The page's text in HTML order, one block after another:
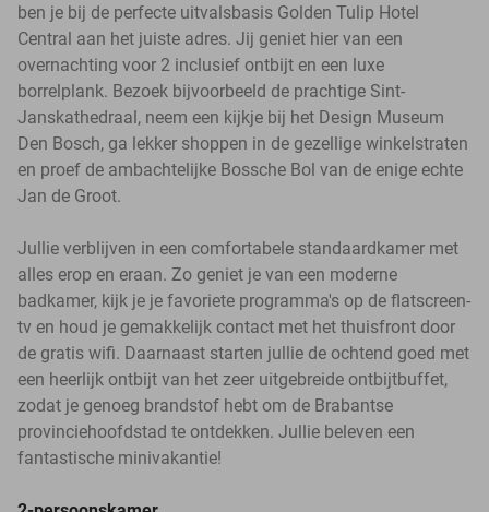
ben je bij de perfecte uitvalsbasis Golden Tulip Hotel
Central aan het juiste adres. Jij geniet hier van een
overnachting voor 2 inclusief ontbijt en een luxe
borrelplank. Bezoek bijvoorbeeld de prachtige Sint-
Janskathedraal, neem een kijkje bij het Design Museum
Den Bosch, ga lekker shoppen in de gezellige winkelstraten
en proef de ambachtelijke Bossche Bol van de enige echte
Jan de Groot.
Jullie verblijven in een comfortabele standaardkamer met
alles erop en eraan. Zo geniet je van een moderne
badkamer, kijk je je favoriete programma's op de flatscreen-
tv en houd je gemakkelijk contact met het thuisfront door
de gratis wifi. Daarnaast starten jullie de ochtend goed met
een heerlijk ontbijt van het zeer uitgebreide ontbijtbuffet,
zodat je genoeg brandstof hebt om de Brabantse
provinciehoofdstad te ontdekken. Jullie beleven een
fantastische minivakantie!